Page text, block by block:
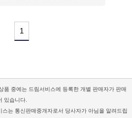
1
품 중에는 드림서비스에 등록한 개별 판매자가 판매
있습니다.
는 통신판매중개자로서 당사자가 아님을 알려드립